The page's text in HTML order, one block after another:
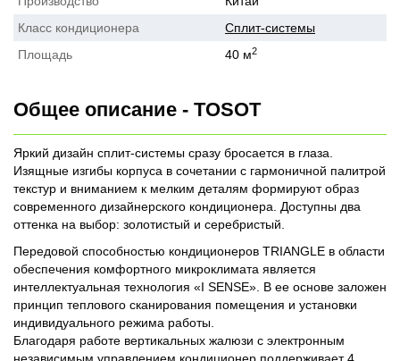
Класс кондиционера
Сплит-системы
Площадь
40 м2
Общее описание - TOSOT
Яркий дизайн сплит-системы сразу бросается в глаза.
Изящные изгибы корпуса в сочетании с гармоничной палитрой
текстур и вниманием к мелким деталям формируют образ
современного дизайнерского кондиционера. Доступны два
оттенка на выбор: золотистый и серебристый.
Передовой способностью кондиционеров TRIANGLE в области
обеспечения комфортного микроклимата является
интеллектуальная технология «I SENSE». В ее основе заложен
принцип теплового сканирования помещения и установки
индивидуального режима работы.
Благодаря работе вертикальных жалюзи с электронным